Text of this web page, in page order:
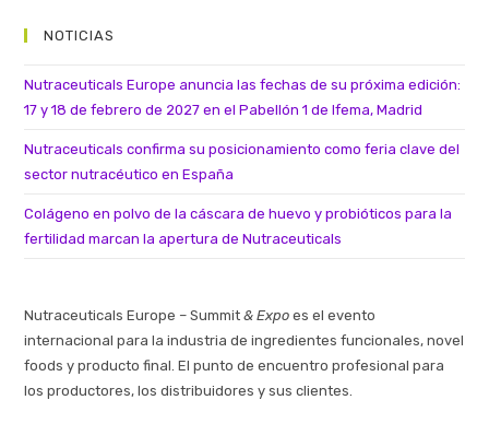
NOTICIAS
Nutraceuticals Europe anuncia las fechas de su próxima edición:
17 y 18 de febrero de 2027 en el Pabellón 1 de Ifema, Madrid
Nutraceuticals confirma su posicionamiento como feria clave del
sector nutracéutico en España
Colágeno en polvo de la cáscara de huevo y probióticos para la
fertilidad marcan la apertura de Nutraceuticals
Nutraceuticals Europe – Summit& Expo es el evento
internacional para la industria de ingredientes funcionales, novel
foods y producto final. El punto de encuentro profesional para
los productores, los distribuidores y sus clientes.